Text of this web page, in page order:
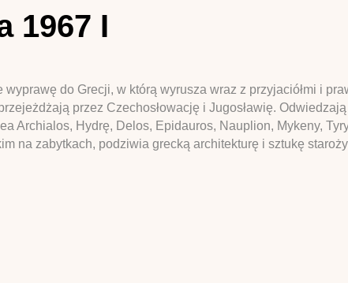
1967 I
wyprawę do Grecji, w którą wyrusza wraz z przyjaciółmi i
przez Czechosłowację i Jugosławię.
Archialos, Hydrę, Delos, Epidauros, Nauplion, Mykeny,
na zabytkach, podziwia grecką architekturę i sztukę